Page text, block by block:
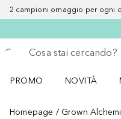
2 campioni omaggio per ogni
Torna indietro
Esegui ricerca
PROMO
NOVITÀ
Homepage Grown